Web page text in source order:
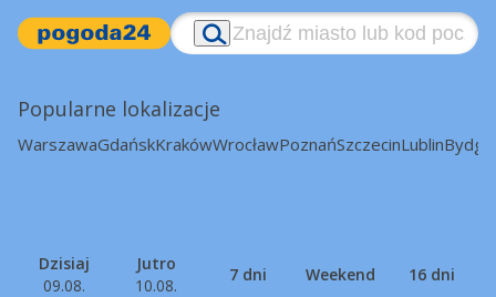
Popularne lokalizacje
WarszawaGdańskKrakówWrocławPoznańSzczecinLublin
Dzisiaj
09.08.
Jutro
10.08.
7 dni Weekend 16 dni